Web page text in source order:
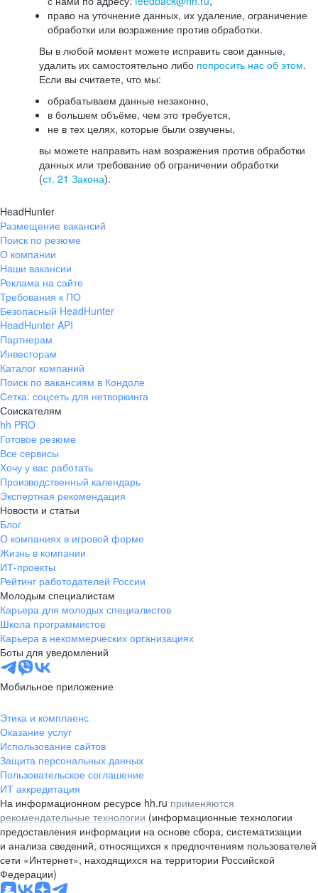
право на уточнение данных, их удаление, ограничение
обработки или возражение против обработки.
Вы в любой момент можете исправить свои данные,
удалить их самостоятельно либо попросить нас об этом.
Если вы считаете, что мы:
обрабатываем данные незаконно,
в большем объёме, чем это требуется,
не в тех целях, которые были озвучены,
вы можете направить нам возражения против обработки
данных или требование об ограничении обработки
(ст. 21 Закона).
HeadHunter
Размещение вакансий
Поиск по резюме
О компании
Наши вакансии
Реклама на сайте
Требования к ПО
Безопасный HeadHunter
HeadHunter API
Партнерам
Инвесторам
Каталог компаний
Поиск по вакансиям в Кондоле
Сетка: соцсеть для нетворкинга
Соискателям
hh PRO
Готовое резюме
Все сервисы
Хочу у вас работать
Производственный календарь
Экспертная рекомендация
Новости и статьи
Блог
О компаниях в игровой форме
Жизнь в компании
ИТ-проекты
Рейтинг работодателей России
Молодым специалистам
Карьера для молодых специалистов
Школа программистов
Карьера в некоммерческих организациях
Боты для уведомлений
Мобильное приложение
Этика и комплаенс
Оказание услуг
Использование сайтов
Защита персональных данных
Пользовательское соглашение
ИТ аккредитация
На информационном ресурсе hh.ru применяются
рекомендательные технологии (информационные технологии
предоставления информации на основе сбора, систематизации
и анализа сведений, относящихся к предпочтениям пользователей
сети «Интернет», находящихся на территории Российской
Федерации)